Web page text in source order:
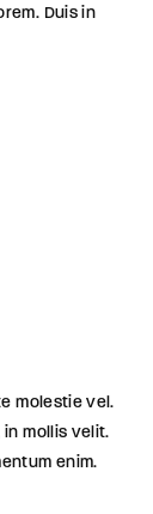
Duis in
molestie vel.
in mollis velit.
enim.